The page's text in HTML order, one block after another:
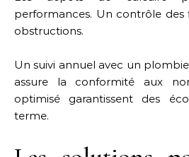
performances. Un contrôle des
obstructions.
Un suivi annuel avec un
assure la conformité aux
optimisé garantissent des
terme.